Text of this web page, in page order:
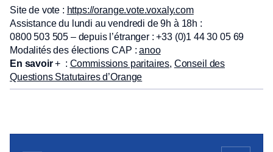
Site de vote : https://orange.vote.voxaly.com
Assistance du lundi au vendredi de 9h à 18h :
0800 503 505 – depuis l’étranger : +33 (0)1 44 30 05 69
Modalités des élections CAP :anoo
En savoir+ : Commissions paritaires, Conseil des
Questions Statutaires d’Orange